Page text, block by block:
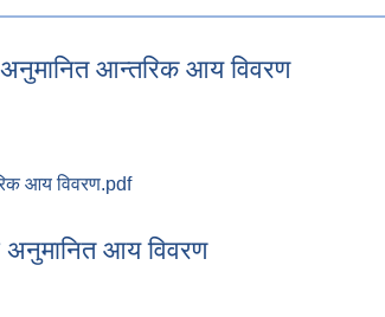
आन्तरिक आय विवरण
आय विवरण.pdf
अनुमानित आय विवरण